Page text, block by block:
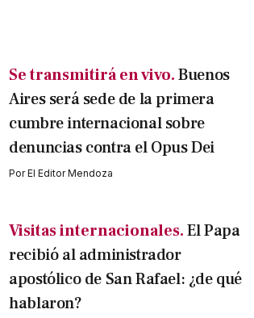
Se transmitirá en vivo.Buenos
Aires será sede de la primera
cumbre internacional sobre
denuncias contra el Opus Dei
PorEl Editor Mendoza
Visitas internacionales.El Papa
recibió al administrador
apostólico de San Rafael: ¿de qué
hablaron?